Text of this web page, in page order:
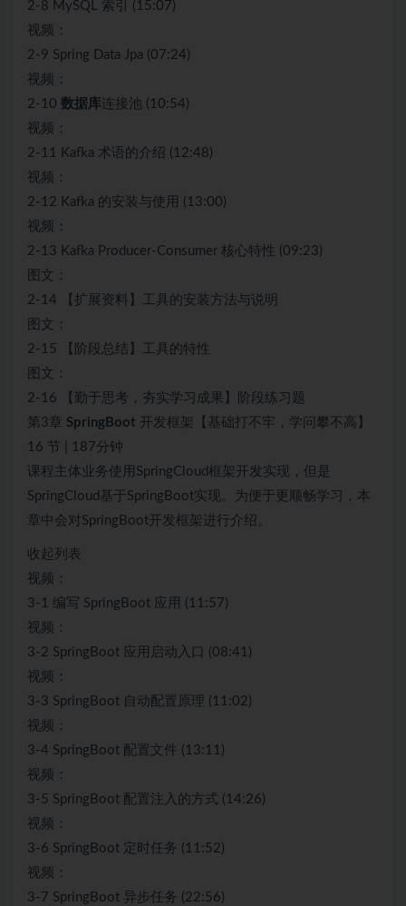
2-8 MySQL 索引 (15:07)
视频：
2-9 Spring Data Jpa (07:24)
视频：
2-10 数据库连接池 (10:54)
视频：
2-11 Kafka 术语的介绍 (12:48)
视频：
2-12 Kafka 的安装与使用 (13:00)
视频：
2-13 Kafka Producer-Consumer 核心特性 (09:23)
图文：
2-14 【扩展资料】工具的安装方法与说明
图文：
2-15 【阶段总结】工具的特性
图文：
2-16 【勤于思考，夯实学习成果】阶段练习题
第3章 SpringBoot 开发框架【基础打不牢，学问攀不高】
16 节 | 187分钟
课程主体业务使用SpringCloud框架开发实现，但是
SpringCloud基于SpringBoot实现。为便于更顺畅学习，本
章中会对SpringBoot开发框架进行介绍。
收起列表
视频：
3-1 编写 SpringBoot 应用 (11:57)
视频：
3-2 SpringBoot 应用启动入口 (08:41)
视频：
3-3 SpringBoot 自动配置原理 (11:02)
视频：
3-4 SpringBoot 配置文件 (13:11)
视频：
3-5 SpringBoot 配置注入的方式 (14:26)
视频：
3-6 SpringBoot 定时任务 (11:52)
视频：
3-7 SpringBoot 异步任务 (22:56)